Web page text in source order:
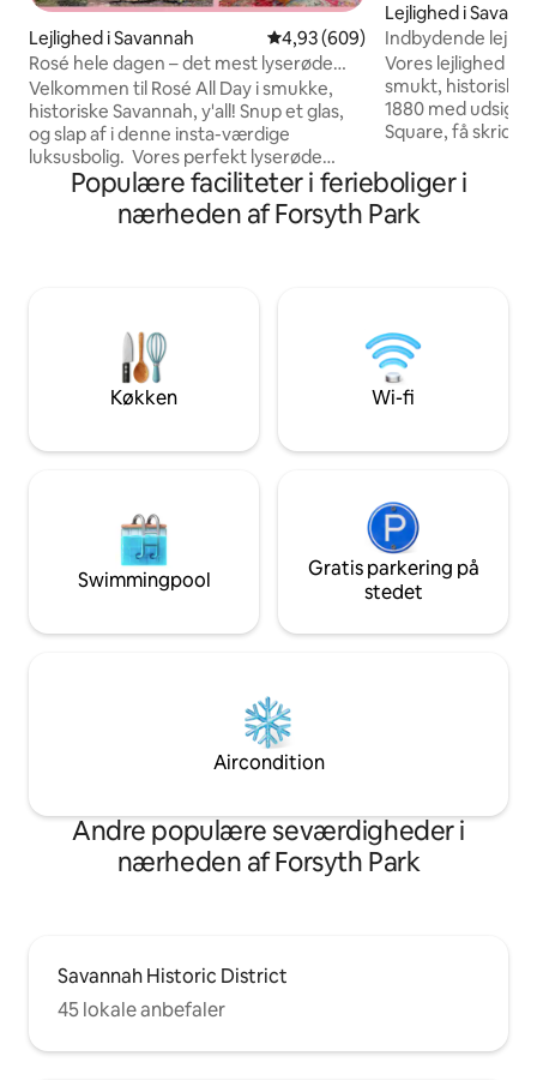
Lejlighed i Savannah 4,93 ud af 5 i gennemsnitlig
4,93 (609)
Rosé hele dagen – det mest lyserøde
hjem i Savannah!
Velkommen til Rosé All Day i smukke,
historiske Savannah, y'all! Snup et glas,
og slap af i denne insta-værdige
luksusbolig. Vores perfekt lyserøde
victorianske hus fra 1885, der ofte kaldes
"Barbie Dream House", kombinerer
gammeldags detaljer med en munter,
restaureret i 2020, ligger kun få skridt fra
Forsyth Park og er perfekt til at gå til alt
det smukke, historiske centrum
Lejlighed i
Indbydende
historisk kvarter
Vores lejlighed på
smukt, historisk
1880 med udsigt
Square, få skridt
hurtig bid mad,
stue (med
soveværelse med
Populære faciliteter i ferieboliger i
nærheden af Forsyth Park
Køkken Wi-fi
Swimmingpool
Gratis parkering på
stedet
Aircondition
Andre populære seværdigheder i
nærheden af Forsyth Park
Savannah Historic District
45 lokale anbefaler